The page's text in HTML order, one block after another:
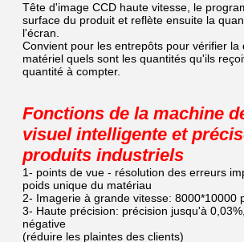
Tête d'image CCD haute vitesse, le
surface du produit et reflète ensuite la
l'écran.
Convient pour les entrepôts pour vérifier la
matériel quels sont les quantités qu'ils
quantité à compter.
Fonctions de la machine
visuel intelligente et
produits industriels
1- points de vue - résolution des erreurs
poids unique du matériau
2- Imagerie à grande vitesse: 8000*10000
3- Haute précision: précision jusqu'à
négative
(réduire les plaintes des clients)